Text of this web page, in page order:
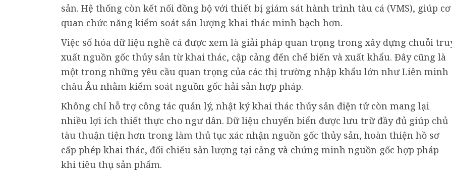
sản. Hệ thống còn kết nối đồng bộ với thiết bị giám sát hành trình tàu cá (VMS), giúp cơ
quan chức năng kiểm soát sản lượng khai thác minh bạch hơn.
Việc số hóa dữ liệu nghề cá được xem là giải pháp quan trọng trong xây dựng chuỗi
xuất nguồn gốc thủy sản từ khai thác, cập cảng đến chế biến và xuất khẩu. Đây cũng là
một trong những yêu cầu quan trọng của các thị trường nhập khẩu lớn như Liên minh
châu Âu nhằm kiểm soát nguồn gốc hải sản hợp pháp.
Không chỉ hỗ trợ công tác quản lý, nhật ký khai thác thủy sản điện tử còn mang lại
nhiều lợi ích thiết thực cho ngư dân. Dữ liệu chuyến biển được lưu trữ đầy đủ giúp chủ
tàu thuận tiện hơn trong làm thủ tục xác nhận nguồn gốc thủy sản, hoàn thiện hồ sơ
cấp phép khai thác, đối chiếu sản lượng tại cảng và chứng minh nguồn gốc hợp pháp
khi tiêu thụ sản phẩm.